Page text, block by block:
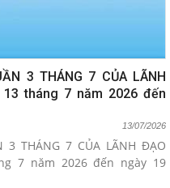
3 THÁNG 7 CỦA LÃNH
13 tháng 7 năm 2026 đến
13/07/2026
3 THÁNG 7 CỦA LÃNH ĐẠO